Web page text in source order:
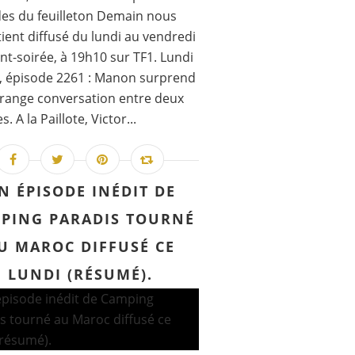
du feuilleton Demain nous
diffusé du lundi au vendredi
soirée, à 19h10 sur TF1. Lundi
épisode 2261 : Manon surprend
conversation entre deux
A la Paillote, Victor...
ÉPISODE INÉDIT DE
PARADIS TOURNÉ
MAROC DIFFUSÉ CE
LUNDI (RÉSUMÉ).